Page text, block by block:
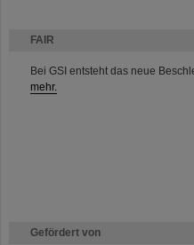
FAIR
Bei GSI entsteht das neue
mehr.
Gefördert von